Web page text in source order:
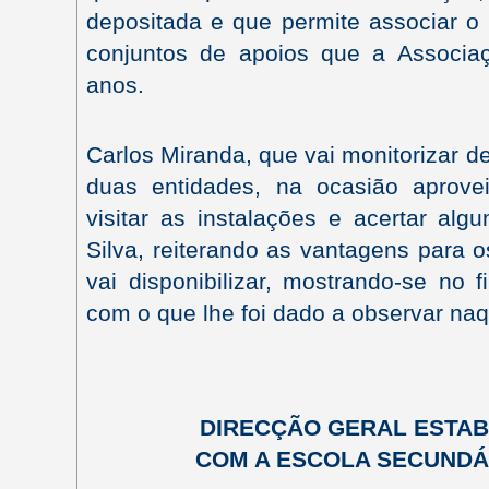
depositada e que permite associar
conjuntos de apoios que a
anos.
Carlos Miranda, que vai monitorizar
duas entidades, na ocasião
visitar as instalações e acertar
Silva, reiterando as vantagens para
vai disponibilizar, mostrando-se no
com o que lhe foi dado a observar
DIRECÇÃO GERAL
COM A ESCOLA